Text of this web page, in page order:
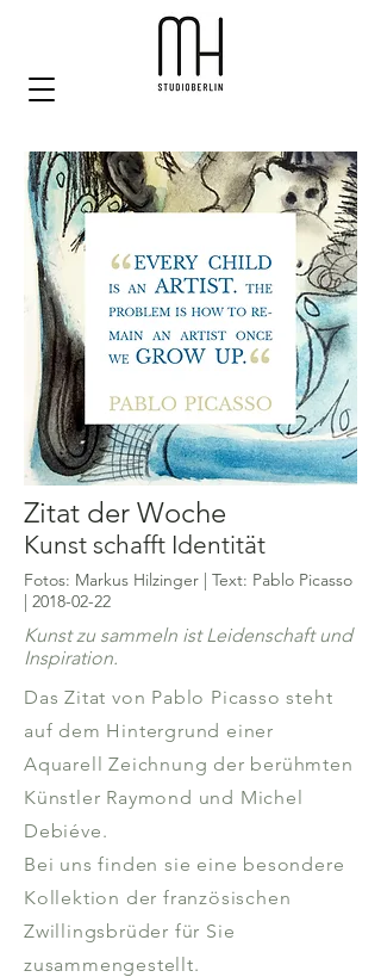
Zitat der Woche
Kunst schafft Identität
Fotos: Markus Hilzinger | Text: Pablo Picasso
| 2018-02-22
Kunst zu sammeln ist Leidenschaft und
Inspiration.
Das Zitat von Pablo Picasso steht
auf dem Hintergrund einer
Aquarell Zeichnung der berühmten
Künstler Raymond und Michel
Debiéve.
Bei uns finden sie eine besondere
Kollektion der französischen
Zwillingsbrüder für Sie
zusammengestellt.